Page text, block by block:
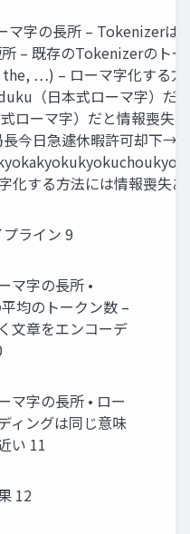
マ字の長所 – Tokenizerは
所 – 既存のTokenizerのト
…) – ローマ字化する方
（日本式ローマ字）だ
ローマ字）だと情報喪失
今日急遽休暇許可却下→
化する方法には情報喪失
ライン 9
マ字の長所 •
均のトークン数 –
文章をエンコーデ
マ字の長所 • ロー
ィングは同じ意味
い 11
12